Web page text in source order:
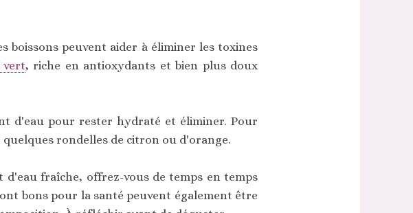
boissons peuvent aider à éliminer les toxines
, riche en antioxydants et bien plus doux
d'eau pour rester hydraté et éliminer. Pour
rondelles de citron ou d'orange.
fraîche, offrez-vous de temps en temps
bons pour la santé peuvent également être